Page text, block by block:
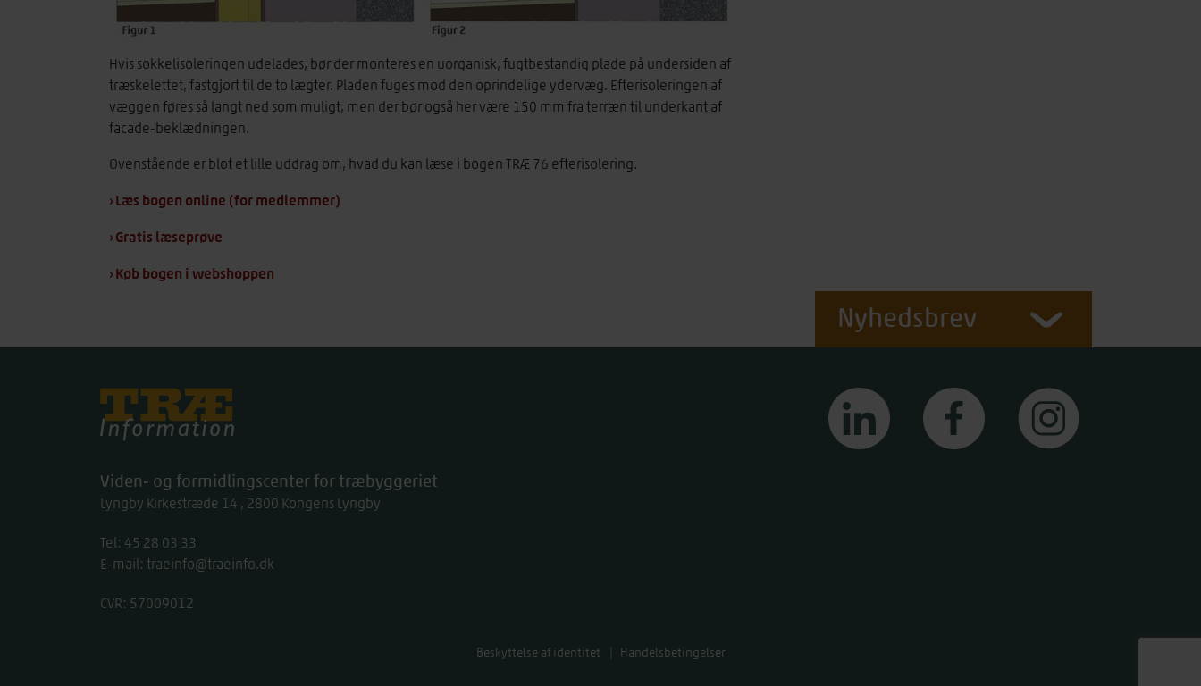
Hvis sokkelisoleringen udelades, bør der monteres en uorganisk, fugtbestandig plade på undersiden af
træskelettet, fastgjort til de to lægter. Pladen fuges mod den oprindelige ydervæg. Efterisoleringen af
væggen føres så langt ned som muligt, men der bør også her være 150 mm fra terræn til underkant af
facade-beklædningen.
Ovenstående er blot et lille uddrag om, hvad du kan læse i bogen TRÆ 76 efterisolering.
› Læs bogen online (for medlemmer)
› Gratis læseprøve
› Køb bogen i webshoppen
Viden- og formidlingscenter for træbyggeriet
Lyngby Kirkestræde 14 2800 Kongens Lyngby
Tel: work
45 28 03 33
E-mail: traeinfo@traeinfo.dk
CVR: 57009012
Nyhedsbrev
linkedin facebook
Beskyttelse af identitet Handelsbetingelser